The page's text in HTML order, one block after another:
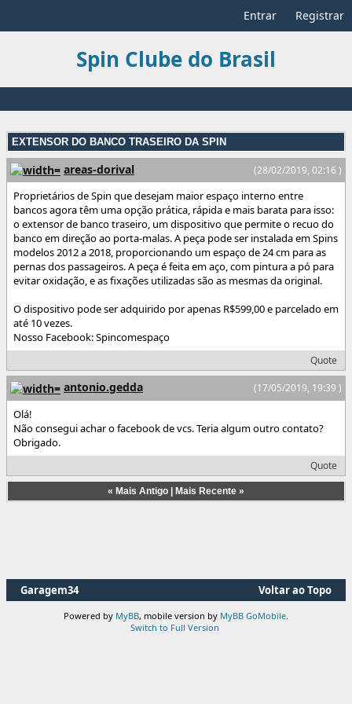
Entrar Registrar
Spin Clube do Brasil
EXTENSOR DO BANCO TRASEIRO DA SPIN
(28/02/2019, 02:16 )
areas-dorival
Proprietários de Spin que desejam maior espaço interno entre
bancos agora têm uma opção prática, rápida e mais barata para isso:
o extensor de banco traseiro, um dispositivo que permite o recuo do
banco em direção ao porta-malas. A peça pode ser instalada em Spins
modelos 2012 a 2018, proporcionando um espaço de 24 cm para as
pernas dos passageiros. A peça é feita em aço, com pintura a pó para
evitar oxidação, e as fixações utilizadas são as mesmas da original.
O dispositivo pode ser adquirido por apenas R$599,00 e parcelado em
até 10 vezes.
Nosso Facebook: Spincomespaço
Quote
(17/05/2019, 19:39 )
antonio.gedda
Olá!
Não consegui achar o facebook de vcs. Teria algum outro contato?
Obrigado.
Quote
« Mais Antigo Mais Recente »
Voltar ao Topo
Garagem34
Powered by MyBB, mobile version by MyBB GoMobile.
Switch to Full Version